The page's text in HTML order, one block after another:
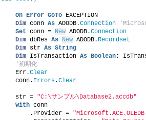
On Error GoTo EXCEPTION
Dim conn As ADODB.Connection
Set conn = New ADODB.Connection
Dim dbRes As New ADODB. Recordset
Dim str As String
Dim IsTransaction As Boolean:
'初期化
    Err.
Clear
    conn.
Errors.Clear
    str =
"C:\サンプル\Database2.accdb"
With conn
        .Provider =